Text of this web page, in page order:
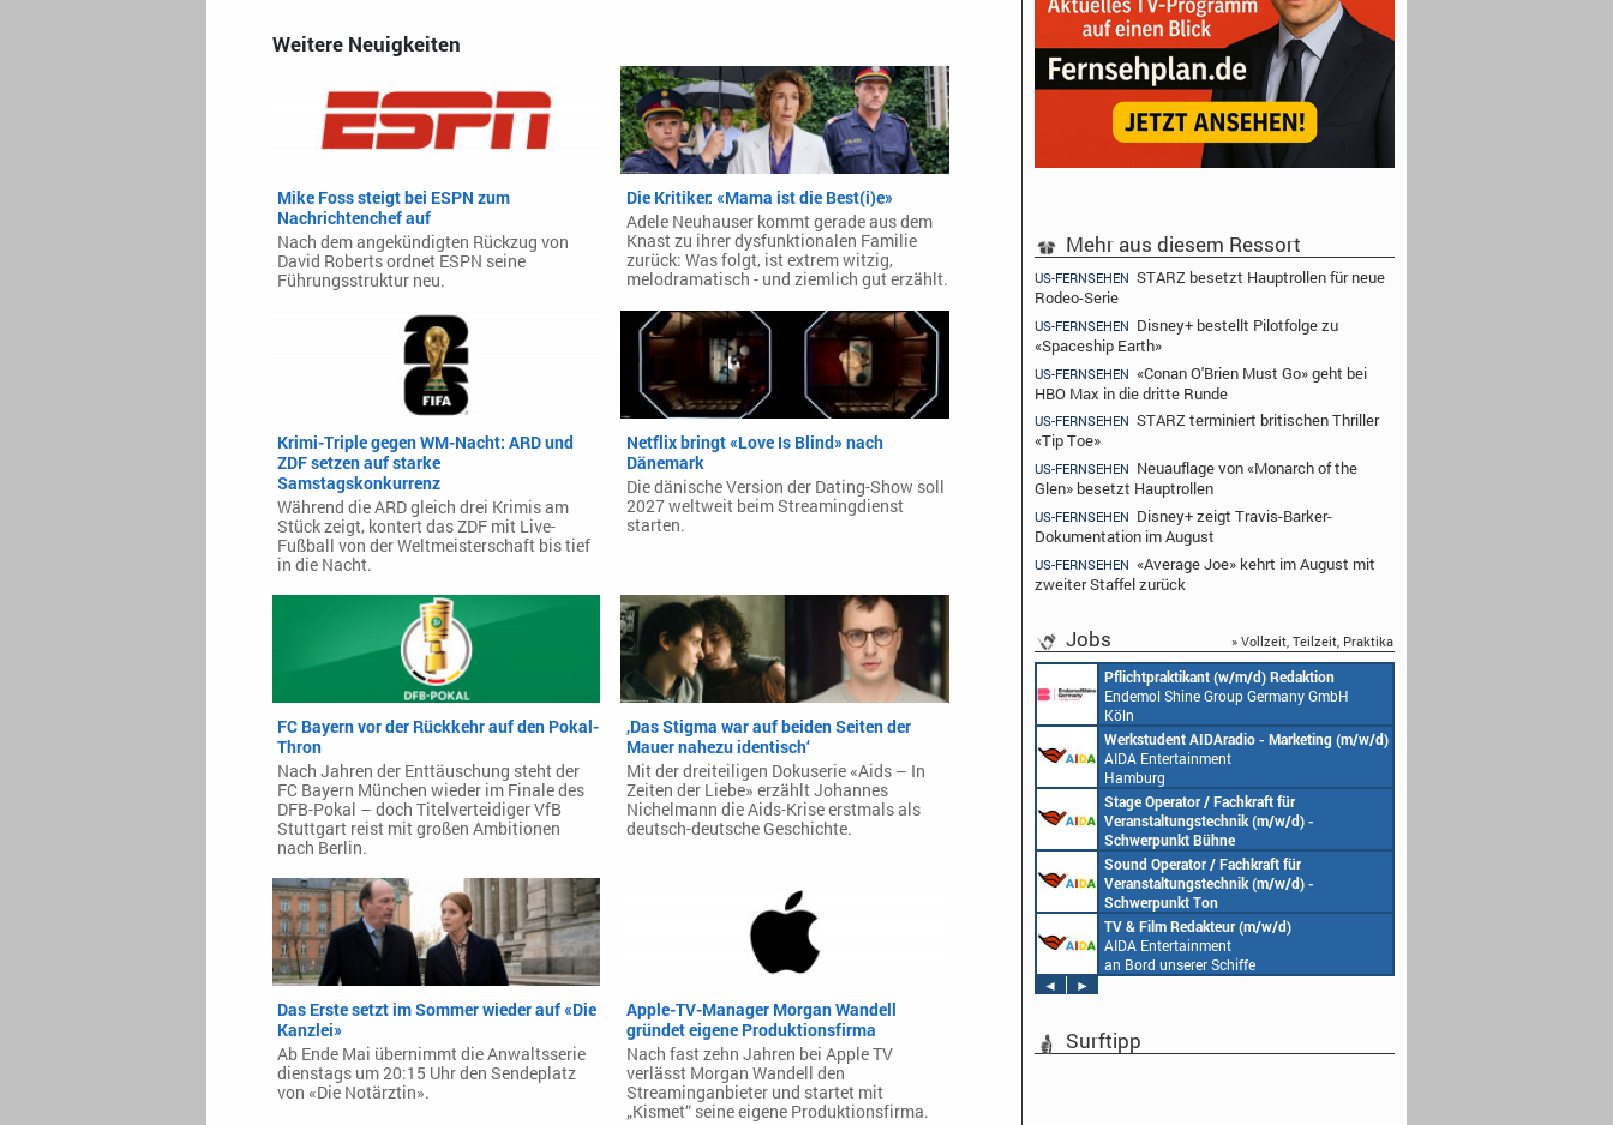
Weitere Neuigkeiten
Mike Foss steigt bei ESPN zum
Nachrichtenchef auf
Nach dem angekündigten Rückzug von
David Roberts ordnet ESPN seine
Führungsstruktur neu.
Die Kritiker: «Mama ist die Best(i)e»
Adele Neuhauser kommt gerade aus dem
Knast zu ihrer dysfunktionalen Familie
zurück: Was folgt, ist extrem witzig,
melodramatisch - und ziemlich gut erzählt.
Krimi-Triple gegen WM-Nacht: ARD und
ZDF setzen auf starke
Samstagskonkurrenz
Während die ARD gleich drei Krimis am
Stück zeigt, kontert das ZDF mit Live-
Fußball von der Weltmeisterschaft bis tief
in die Nacht.
Netflix bringt «Love Is Blind» nach
Dänemark
Die dänische Version der Dating-Show soll
2027 weltweit beim Streamingdienst
starten.
FC Bayern vor der Rückkehr auf den Pokal-
Thron
Nach Jahren der Enttäuschung steht der
FC Bayern München wieder im Finale des
DFB-Pokal – doch Titelverteidiger VfB
Stuttgart reist mit großen Ambitionen
nach Berlin.
‚Das Stigma war auf beiden Seiten der
Mauer nahezu identisch‘
Mit der dreiteiligen Dokuserie «Aids – In
Zeiten der Liebe» erzählt Johannes
Nichelmann die Aids-Krise erstmals als
deutsch-deutsche Geschichte.
Das Erste setzt im Sommer wieder auf «Die
Kanzlei»
Ab Ende Mai übernimmt die Anwaltsserie
dienstags um 20:15 Uhr den Sendeplatz
von «Die Notärztin».
Apple-TV-Manager Morgan Wandell
gründet eigene Produktionsfirma
Nach fast zehn Jahren bei Apple TV
verlässt Morgan Wandell den
Streaminganbieter und startet mit
„Kismet“ seine eigene Produktionsfirma.
Mehr aus diesem Ressort
US-FERNSEHEN STARZ besetzt Hauptrollen für neue
Rodeo-Serie
US-FERNSEHEN Disney+ bestellt Pilotfolge zu
«Spaceship Earth»
US-FERNSEHEN «Conan O'Brien Must Go» geht bei
HBO Max in die dritte Runde
US-FERNSEHEN STARZ terminiert britischen Thriller
«Tip Toe»
US-FERNSEHEN Neuauflage von «Monarch of the
Glen» besetzt Hauptrollen
US-FERNSEHEN Disney+ zeigt Travis-Barker-
Dokumentation im August
US-FERNSEHEN «Average Joe» kehrt im August mit
zweiter Staffel zurück
Jobs » Vollzeit, Teilzeit, Praktika
Pflichtpraktikant (w/m/d) Redaktion
Endemol Shine Group Germany GmbH
Köln
Werkstudent AIDAradio - Marketing (m/w/d)
AIDA Entertainment
Hamburg
Stage Operator / Fachkraft für
Veranstaltungstechnik (m/w/d) -
Schwerpunkt Bühne
AIDA Entertainment
an Bord unserer Schiffe
Sound Operator / Fachkraft für
Veranstaltungstechnik (m/w/d) -
Schwerpunkt Ton
AIDA Entertainment
an Bord unserer Schiffe
TV & Film Redakteur (m/w/d)
AIDA Entertainment
an Bord unserer Schiffe
◄
►
Surftipp